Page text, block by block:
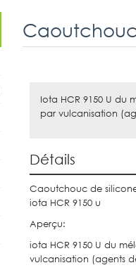
Iota HCR 9150 U
par vulcanisation
Détails
Caoutchouc de
iota HCR 9150 u
Aperçu:
iota HCR 9150 U du
vulcanisation (agents